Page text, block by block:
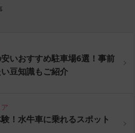
いおすすめ駐車場6選！事前
豆知識もご紹介
！水牛車に乗れるスポット